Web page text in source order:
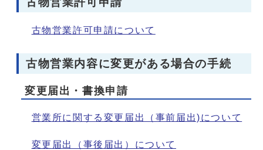
古物営業許可申請について
古物営業内容に変更がある場合の手続
変更届出・書換申請
営業所に関する変更届出（事前届出)について
変更届出（事後届出）について